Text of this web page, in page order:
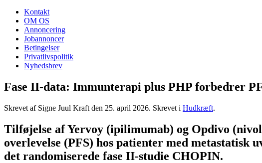
Kontakt
OM OS
Annoncering
Jobannoncer
Betingelser
Privatlivspolitik
Nyhedsbrev
Fase II-data: Immunterapi plus PHP forbedrer
Skrevet af Signe Juul Kraft den 25. april 2026. Skrevet i Hudkræft.
Tilføjelse af Yervoy (ipilimumab) og Opdivo
overlevelse (PFS) hos patienter med
det randomiserede fase II-studie CHOPIN.